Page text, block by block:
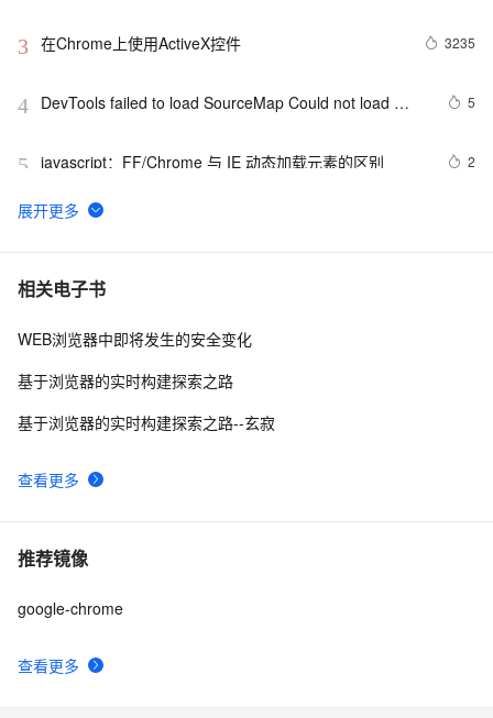
3 在Chrome上使用ActiveX控件 3235
4 DevTools failed to load SourceMap Could not load
5
5 javascript：FF/Chrome 与 IE 动态加载元素的区别 2
6 cssViewer牛逼的chrome插件
7 15 个可在 Chrome 浏览器上体验 WebGL 的例子
8 Chrome 92 新增 at 和 randomUUID 方法，Canvas 支持
相关电子书
查看更多
WEB浏览器中即将发生的安全变化
基于浏览器的实时构建探索之路
基于浏览器的实时构建探索之路--玄寂
推荐镜像
查看更多
google-chrome